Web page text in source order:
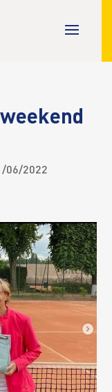
06/2022